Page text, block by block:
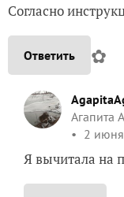
Согласно
Ответить ✿
Агапита
2
Я вычитала на